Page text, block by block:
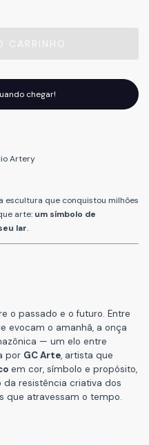
chegar!
Artery
escultura que conquistou milhões
arte: um símbolo de
lar.
o passado e o futuro. Entre
evocam o amanhã, a onça
— um elo entre
por GC Arte, artista que
em cor, símbolo e propósito,
resistência criativa dos
que atravessam o tempo.